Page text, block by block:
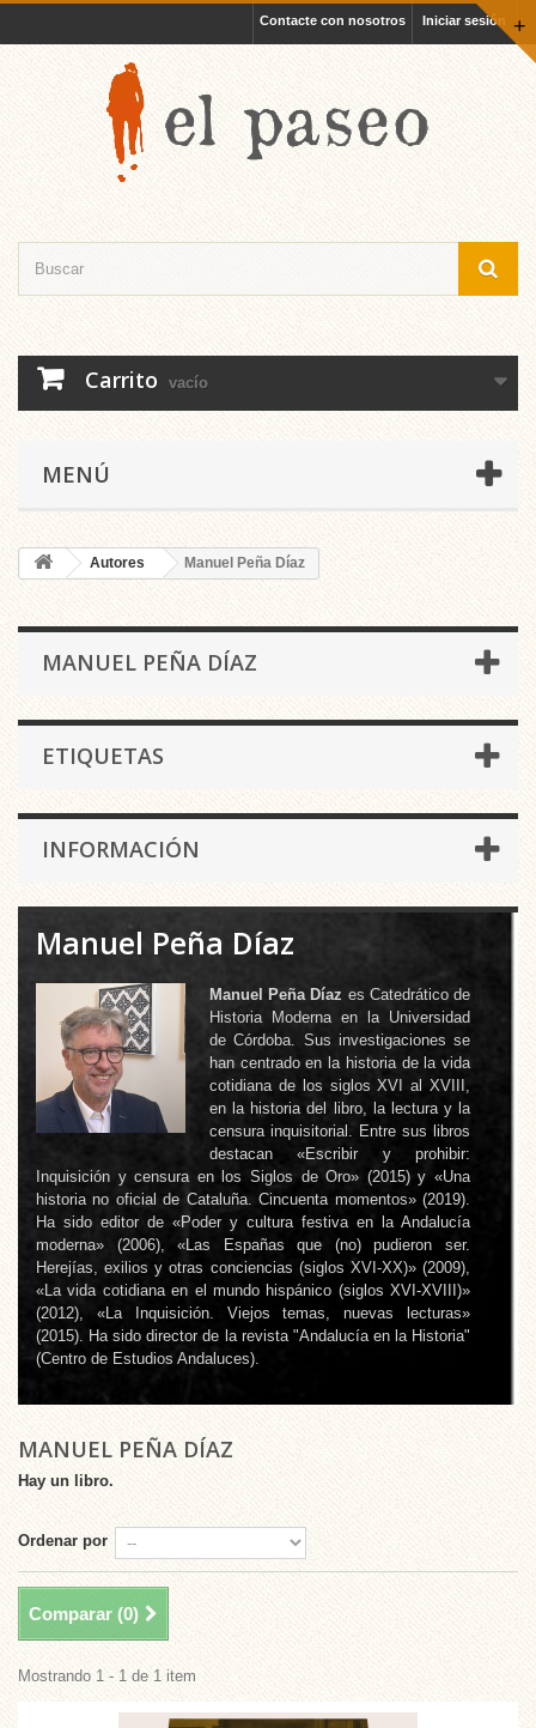
+
Iniciar sesión
Contacte con nosotros
Carrito vacío
MENÚ
Autores Manuel Peña Díaz
MANUEL PEÑA DÍAZ
ETIQUETAS
INFORMACIÓN
Manuel Peña Díaz
Manuel Peña Díaz es Catedrático de
Historia Moderna en la Universidad
de Córdoba. Sus investigaciones se
han centrado en la historia de la vida
cotidiana de los siglos XVI al XVIII,
en la historia del libro, la lectura y la
censura inquisitorial. Entre sus libros
destacan «Escribir y prohibir:
Inquisición y censura en los Siglos de Oro» (2015) y «Una
historia no oficial de Cataluña. Cincuenta momentos» (2019).
Ha sido editor de «Poder y cultura festiva en la Andalucía
moderna» (2006), «Las Españas que (no) pudieron ser.
Herejías, exilios y otras conciencias (siglos XVI-XX)» (2009),
«La vida cotidiana en el mundo hispánico (siglos XVI-XVIII)»
(2012), «La Inquisición. Viejos temas, nuevas lecturas»
(2015). Ha sido director de la revista "Andalucía en la Historia"
(Centro de Estudios Andaluces).
MANUEL PEÑA DÍAZ
Hay un libro.
Ordenar por
Comparar (0)
Mostrando 1 - 1 de 1 item